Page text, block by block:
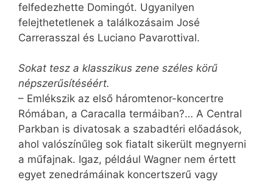
felfedezhette Domingót. Ugyanilyen
felejthetetlenek a találkozásaim José
Carrerasszal és Luciano Pavarottival.
Sokat tesz a klasszikus zene széles körű
népszerűsítéséért.
– Emlékszik az első háromtenor-koncertre
Rómában, a Caracalla termáiban?… A Central
Parkban is divatosak a szabadtéri előadások,
ahol valószínűleg sok fiatalt sikerült megnyerni
a műfajnak. Igaz, például Wagner nem értett
egyet zenedrámáinak koncertszerű vagy